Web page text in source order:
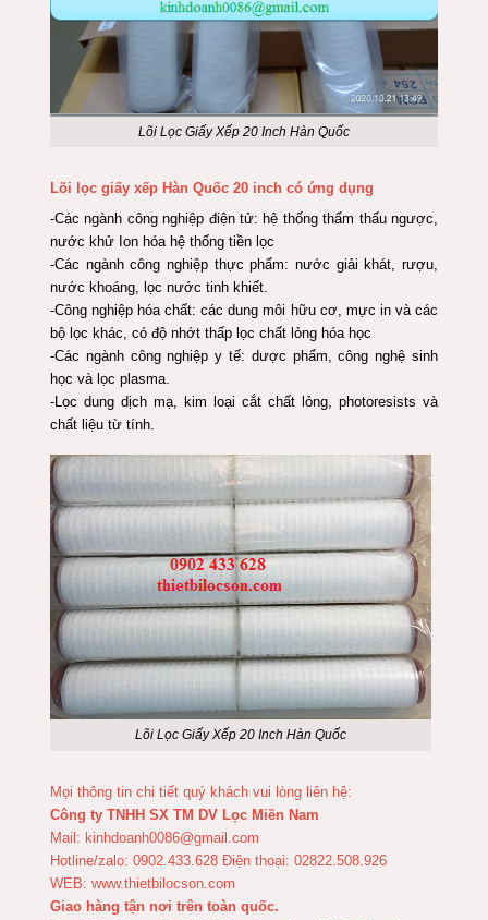
Lõi Lọc Giấy Xếp 20 Inch Hàn Quốc
Lõi lọc giấy xếp Hàn Quốc 20 inch có ứng dụng
-Các ngành công nghiệp điện tử: hệ thống thẩm thấu ngược,
nước khử Ion hóa hệ thống tiền lọc
-Các ngành công nghiệp thực phẩm: nước giải khát, rượu,
nước khoáng, lọc nước tinh khiết.
-Công nghiệp hóa chất: các dung môi hữu cơ, mực in và các
bộ lọc khác, có độ nhớt thấp lọc chất lỏng hóa học
-Các ngành công nghiệp y tế: dược phẩm, công nghệ sinh
học và lọc plasma.
-Lọc dung dịch mạ, kim loại cắt chất lỏng, photoresists và
chất liệu từ tính.
Lõi Lọc Giấy Xếp 20 Inch Hàn Quốc
Mọi thông tin chi tiết quý khách vui lòng liên hệ:
Công ty TNHH SX TM DV Lọc Miền Nam
Mail: kinhdoanh0086@gmail.com
Hotline/zalo: 0902.433.628 Điện thoại: 02822.508.926
WEB: www.thietbilocson.com
Giao hàng tận nơi trên toàn quốc.